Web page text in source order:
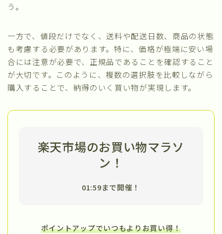
う。
一方で、値段だけでなく、送料や配送日数、商品の状態
も考慮する必要があります。特に、価格が極端に安い場
合には注意が必要で、正規品であることを確認すること
が大切です。このように、複数の選択肢を比較しながら
購入することで、納得のいく買い物が実現します。
楽天市場のお買い物マラソ
ン！
01:59まで開催！
ポイントアップでいつもよりお買い得！